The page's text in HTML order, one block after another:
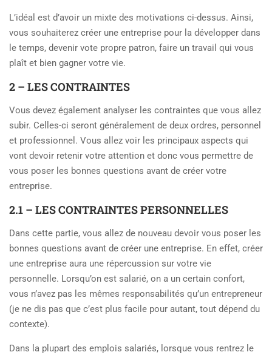
L’idéal est d’avoir un mixte des motivations ci-dessus. Ainsi,
vous souhaiterez créer une entreprise pour la développer dans
le temps, devenir vote propre patron, faire un travail qui vous
plaît et bien gagner votre vie.
2 – LES CONTRAINTES
Vous devez également analyser les contraintes que vous allez
subir. Celles-ci seront généralement de deux ordres, personnel
et professionnel. Vous allez voir les principaux aspects qui
vont devoir retenir votre attention et donc vous permettre de
vous poser les bonnes questions avant de créer votre
entreprise.
2.1 – LES CONTRAINTES PERSONNELLES
Dans cette partie, vous allez de nouveau devoir vous poser les
bonnes questions avant de créer une entreprise. En effet, créer
une entreprise aura une répercussion sur votre vie
personnelle. Lorsqu’on est salarié, on a un certain confort,
vous n’avez pas les mêmes responsabilités qu’un entrepreneur
(je ne dis pas que c’est plus facile pour autant, tout dépend du
contexte).
Dans la plupart des emplois salariés, lorsque vous rentrez le